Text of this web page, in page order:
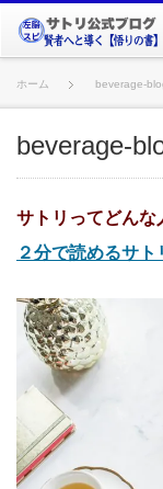
ホーム beverage-
beverage-
サトリってどんな
２分で読めるサ